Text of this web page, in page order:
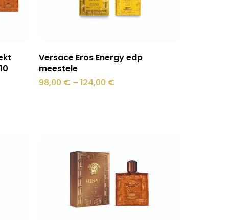
Vali
tootel
on
Versace Eros Energy edp
meestele
98,00 € – 124,00 €